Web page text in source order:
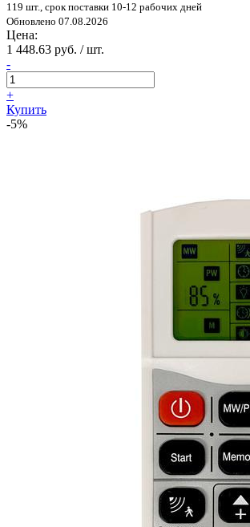
119 шт., срок поставки 10-12 рабочих дней
Обновлено 07.08.2026
Цена:
1 448.63 руб. / шт.
-
+
Купить
-5%